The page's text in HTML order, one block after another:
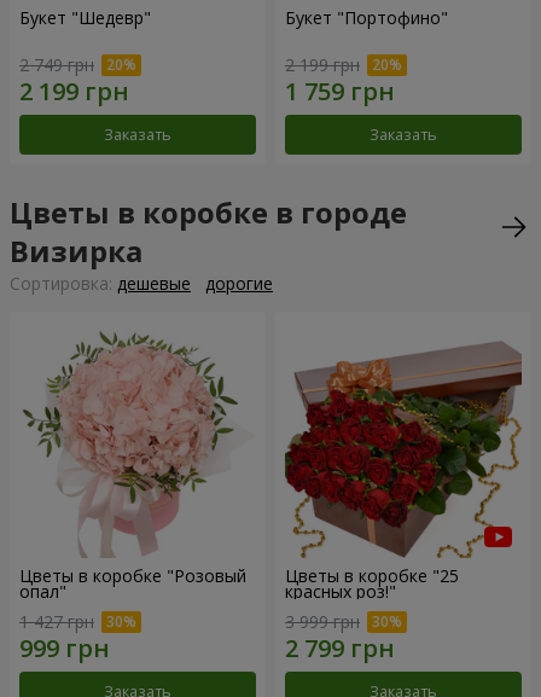
Букет "Шедевр"
2 749 грн
Заказать
Букет "Портофино"
2 199 грн
Заказать
Цветы в коробке в городе
Визирка
Cортировка: дешевые дорогие
Цветы в коробке "Розовый
опал"
1 427 грн
Заказать
Цветы в коробке "25
красных роз!"
3 999 грн
Заказать